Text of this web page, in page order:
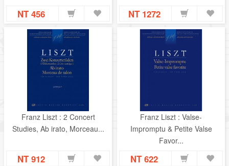
NT 456 NT 1272
Franz Liszt : 2 Concert
Studies, Ab irato, Morceau...
NT 912
Franz Liszt : Valse-
Impromptu & Petite Valse
Favor...
NT 622